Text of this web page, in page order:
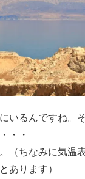
いるんですね。
・・
（ちなみに気温
あります）